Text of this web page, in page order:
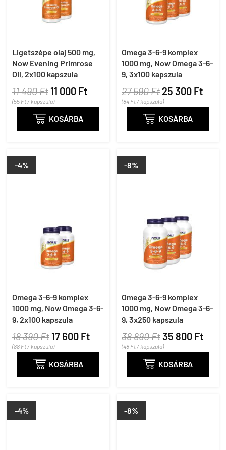
Ligetszépe olaj 500 mg,
Now Evening Primrose
Oil, 2x100 kapszula
11 490 Ft 11 000 Ft
(55 Ft / kapszula)
 KOSÁRBA
Omega 3-6-9 komplex
1000 mg, Now Omega 3-6-
9, 3x100 kapszula
27 590 Ft 25 300 Ft
(84 Ft / kapszula)
 KOSÁRBA
-4%
Omega 3-6-9 komplex
1000 mg, Now Omega 3-6-
9, 2x100 kapszula
18 390 Ft 17 600 Ft
(88 Ft / kapszula)
 KOSÁRBA
-8%
Omega 3-6-9 komplex
1000 mg, Now Omega 3-6-
9, 3x250 kapszula
38 890 Ft35 800 Ft
(48 Ft / kapszula)
 KOSÁRBA
-4% -8%